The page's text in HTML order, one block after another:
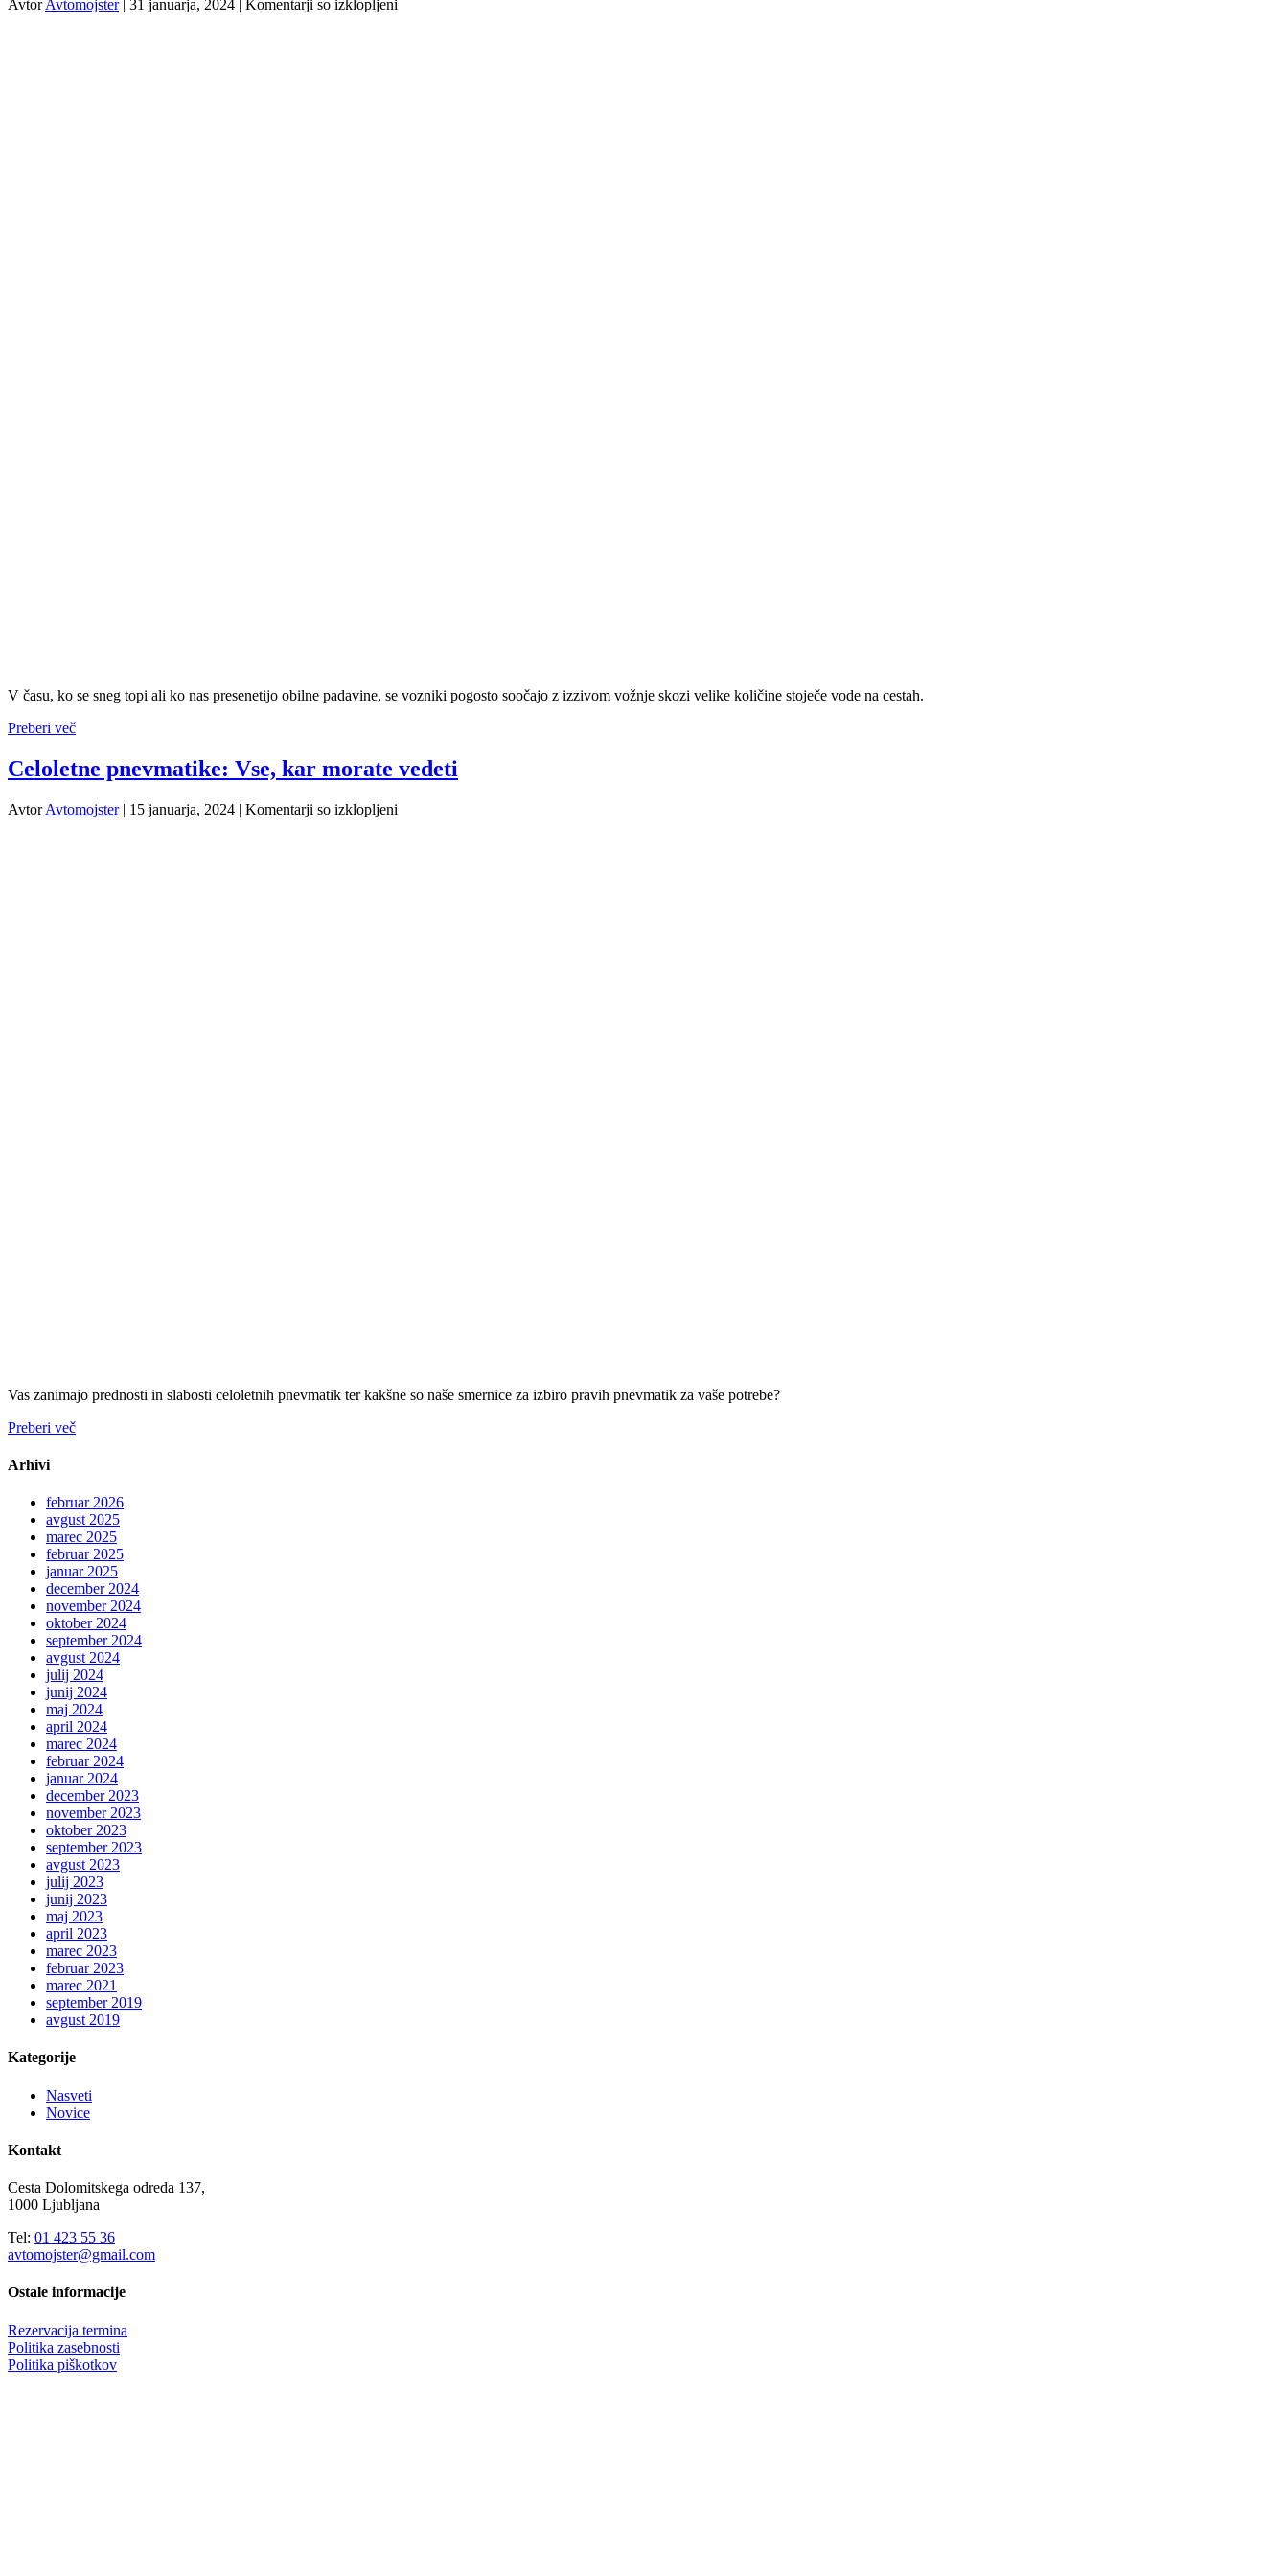
AvtorAvtomojster| 31 januarja, 2024 Komentarji so izklopljeni
V času, ko se sneg topi ali ko nas presenetijo obilne padavine, se vozniki pogosto soočajo z izzivom vožnje skozi velike količine stoječe vode na cestah.
Preberi več
Celoletne pnevmatike: Vse, kar morate vedeti
AvtorAvtomojster| 15 januarja, 2024 | Komentarji so izklopljeni
Vas zanimajo prednosti in slabosti celoletnih pnevmatik ter kakšne so naše smernice za izbiro pravih pnevmatik za vaše potrebe?
Preberi več
Arhivi
februar 2026
avgust 2025
marec 2025
februar 2025
januar 2025
december 2024
november 2024
oktober 2024
september 2024
avgust 2024
julij 2024
junij 2024
maj 2024
april 2024
marec 2024
februar 2024
januar 2024
december 2023
november 2023
oktober 2023
september 2023
avgust 2023
julij 2023
junij 2023
maj 2023
april 2023
marec 2023
februar 2023
marec 2021
september 2019
avgust 2019
Kategorije
Nasveti
Novice
Kontakt
Cesta Dolomitskega odreda 137,
1000 Ljubljana
Tel: 01 423 55 36
avtomojster@gmail.com
Ostale informacije
Rezervacija termina
Politika zasebnosti
Politika piškotkov